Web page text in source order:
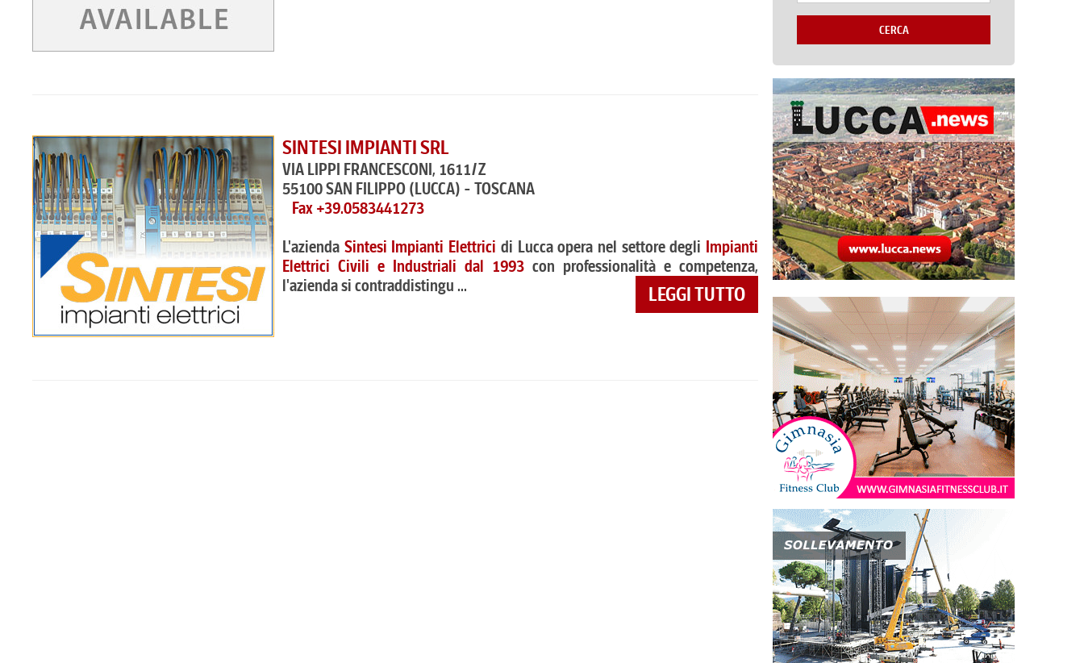
SINTESI IMPIANTI SRL
VIA LIPPI FRANCESCONI, 1611/Z
55100 SAN FILIPPO (LUCCA) - TOSCANA
Fax +39.0583441273
L'azienda Sintesi Impianti Elettrici di Lucca opera nel settore degli Impianti
Elettrici Civili e Industriali dal 1993 con professionalità e competenza,
l'azienda si contraddistingu ...
LEGGI TUTTO
CERCA